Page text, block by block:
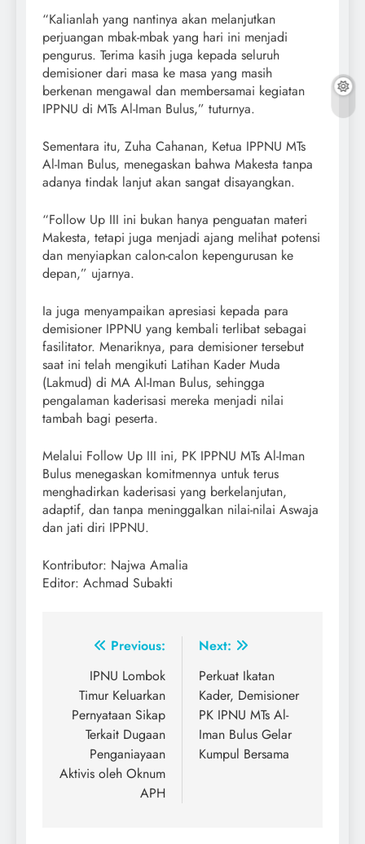
“Kalianlah yang nantinya akan melanjutkan
perjuangan mbak-mbak yang hari ini menjadi
pengurus. Terima kasih juga kepada seluruh
demisioner dari masa ke masa yang masih
berkenan mengawal dan membersamai kegiatan
IPPNU di MTs Al-Iman Bulus,” tuturnya.
Sementara itu, Zuha Cahanan, Ketua IPPNU MTs
Al-Iman Bulus, menegaskan bahwa Makesta tanpa
adanya tindak lanjut akan sangat disayangkan.
“Follow Up III ini bukan hanya penguatan materi
Makesta, tetapi juga menjadi ajang melihat potensi
dan menyiapkan calon-calon kepengurusan ke
depan,” ujarnya.
Ia juga menyampaikan apresiasi kepada para
demisioner IPPNU yang kembali terlibat sebagai
fasilitator. Menariknya, para demisioner tersebut
saat ini telah mengikuti Latihan Kader Muda
(Lakmud) di MA Al-Iman Bulus, sehingga
pengalaman kaderisasi mereka menjadi nilai
tambah bagi peserta.
Melalui Follow Up III ini, PK IPPNU MTs Al-Iman
Bulus menegaskan komitmennya untuk terus
menghadirkan kaderisasi yang berkelanjutan,
adaptif, dan tanpa meninggalkan nilai-nilai Aswaja
dan jati diri IPPNU.
Kontributor: Najwa Amalia
Editor: Achmad Subakti
Post
navigation
Previous:
IPNU Lombok
Timur Keluarkan
Pernyataan Sikap
Terkait Dugaan
Penganiayaan
Aktivis oleh Oknum
APH
Next:
Perkuat Ikatan
Kader, Demisioner
PK IPNU MTs Al-
Iman Bulus Gelar
Kumpul Bersama